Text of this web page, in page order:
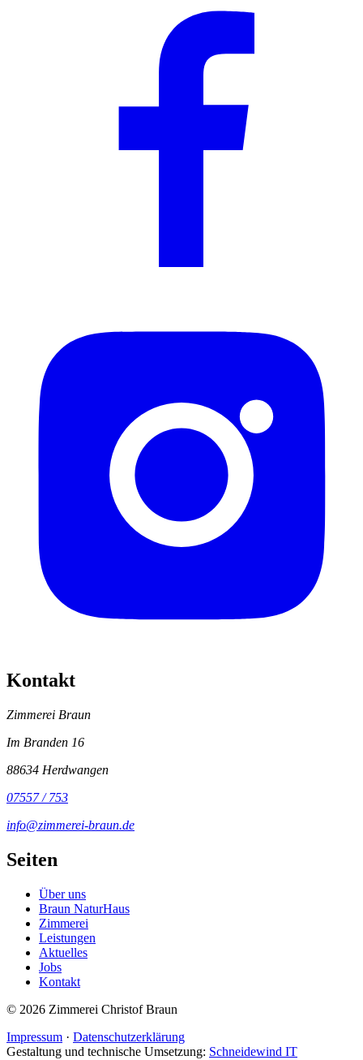
Kontakt
Zimmerei Braun
Im Branden 16
88634 Herdwangen
07557 / 753
info@zimmerei-braun.de
Seiten
Über uns
Braun NaturHaus
Zimmerei
Leistungen
Aktuelles
Jobs
Kontakt
© 2026 Zimmerei Christof Braun
Impressum · Datenschutzerklärung
Gestaltung und technische Umsetzung: Schneidewind IT